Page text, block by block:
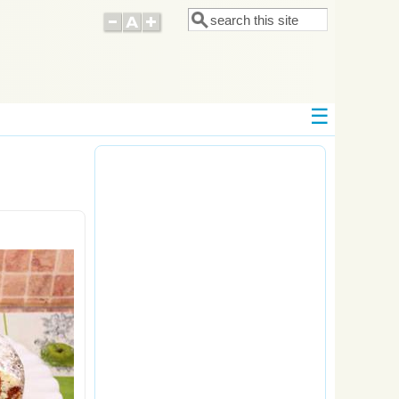
Форма поиска
Поиск